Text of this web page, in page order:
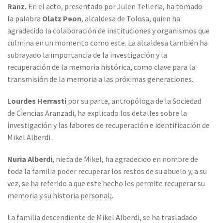
Ranz. En el acto, presentado por Julen Telleria, ha tomado
la palabra Olatz Peon, alcaldesa de Tolosa, quien ha
agradecido la colaboración de instituciones y organismos que
culmina en un momento como este. La alcaldesa también ha
subrayado la importancia de la investigación y la
recuperación de la memoria histórica, como clave para la
transmisión de la memoria a las próximas generaciones.
Lourdes Herrasti por su parte, antropóloga de la Sociedad
de Ciencias Aranzadi, ha explicado los detalles sobre la
investigación y las labores de recuperación e identificación de
Mikel Alberdi.
Nuria Alberdi, nieta de Mikel, ha agradecido en nombre de
toda la familia poder recuperar los restos de su abuelo y, a su
vez, se ha referido a que este hecho les permite recuperar su
memoria y su historia personal;.
La familia descendiente de Mikel Alberdi, se ha trasladado